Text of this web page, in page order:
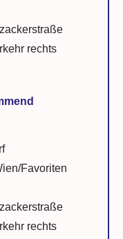
rechts
Favoriten
rechts